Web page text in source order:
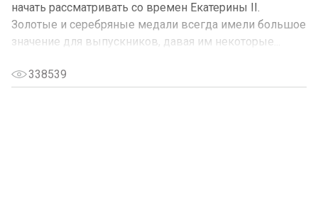
начать рассматривать со времен Екатерины II.
Золотые и серебряные медали всегда имели большое
значение для выпускников, давая им некоторые...
338539